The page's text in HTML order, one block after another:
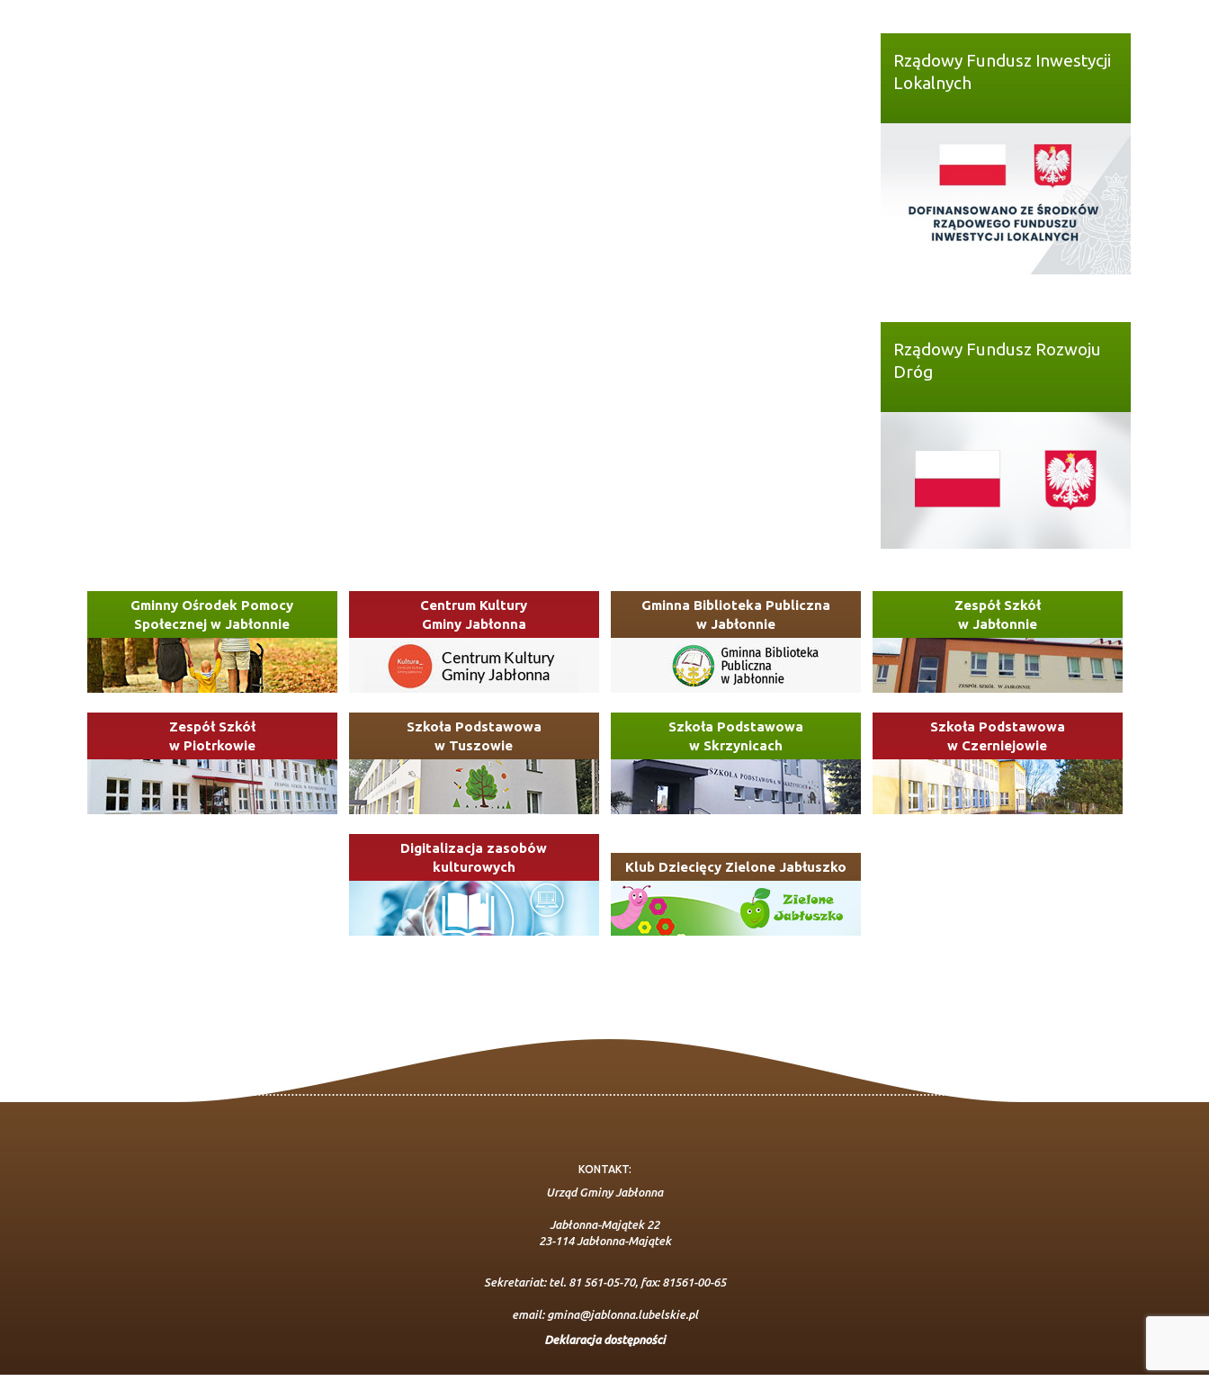
Rządowy Fundusz Inwestycji
Lokalnych
Rządowy Fundusz Rozwoju
Dróg
Gminny Ośrodek Pomocy
Społecznej w Jabłonnie
Centrum Kultury
Gminy Jabłonna
Gminna Biblioteka Publiczna
w Jabłonnie
Zespół Szkół
w Jabłonnie
Zespół Szkół
w Piotrkowie
Szkoła Podstawowa
w Tuszowie
Szkoła Podstawowa
w Skrzynicach
Szkoła Podstawowa
w Czerniejowie
Digitalizacja zasobów
kulturowych
Klub Dziecięcy Zielone Jabłuszko
KONTAKT:
Urząd Gminy Jabłonna
Jabłonna-Majątek 22
23-114 Jabłonna-Majątek
Sekretariat: tel. 81 561-05-70, fax: 81561-00-65
email: gmina@jablonna.lubelskie.pl
Deklaracja dostępności